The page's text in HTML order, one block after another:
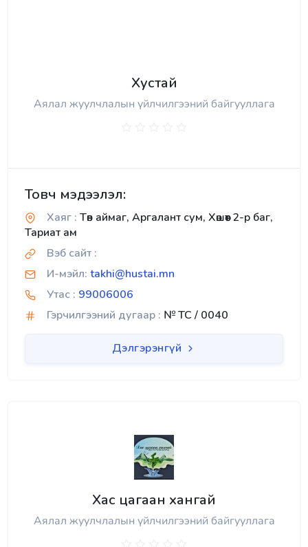
Хустай
Аялал жуулчлалын үйлчилгээний байгууллага
Товч мэдээлэл:
Хаяг : Төв аймаг, Аргалант сум, Хөшөөт 2-р баг,
Тариат ам
Вэб сайт :
И-мэйл: takhi@hustai.mn
Утас : 99006006
Гэрчилгээний дугаар : № TC / 0040
Дэлгэрэнгүй
Хас цагаан хангай
Аялал жуулчлалын үйлчилгээний байгууллага